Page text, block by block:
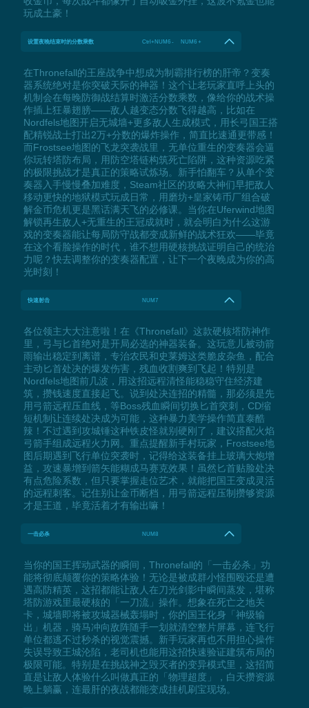
玩成土豪！
设置夜晚结束时的分数乘数 Ctrl+NUM6 - NUM6 +
在Thronefall的王座战争中想成为制霸排行榜的肝帝？变奏
器系统绝对是你突破天际的神器！这个让老玩家直呼上头的
机制会在每晚防御战结算时激活分数乘数，像给你的战术操
作插上狂暴翅膀——敌人越变态分数飞得越高，比如在
Nordfels地图开启无城墙+更多敌人生成模式，用长弓国王搭
配精锐战士打出2万+分数的爆炸操作，简直比速通更带感！
而Frostsee地图的飞龙突袭战里，无单位重生的变奏器会逼
你玩转塔防布局，用防空塔链构筑死亡陷阱，这种资源吃紧
的极限挑战才是真正的策略试炼场。新手怕翻车？从单个变
奏器入手慢慢叠加难度，Steam社区的攻略大神们早把敌人
移动更快的地狱模式玩成日常，用磨坊+皇家铸币厂组合破
解金币危机更是黑话满天飞的必修课。当你在Uferwind地图
解锁再生敌人+无重生的王冠成就时，就会明白为什么这游
戏的变奏器能让每局防守战都变成新鲜的战术狂欢——毕竟
在这个看脸操作的时代，谁不想用硬核挑战证明自己的统治
力呢？快去调整你的变奏器配置，让下一个夜晚成为你的高
光时刻！
快速射击 NUM7
各位领主大大注意啦！在《Thronefall》这款硬核塔防神作
里，弓与匕首绝对是开局必选的神器装备。这玩意儿被动箭
雨输出稳定到离谱，专治农民和史莱姆这类脆皮杂鱼，配合
主动匕首处决的爆发伤害，残血收割爽到飞起！特别是
Nordfels地图前几波，用这招远程清怪能稳稳守住经济建
筑，攒钱速度直接起飞。说到处决连招的精髓，那必须是先
用弓箭远程压血线，等Boss残血瞬间切换匕首突刺，CD缩
短机制让连续处决成为可能，这种暴力美学操作简直泰酷
辣！不过遇到攻城锤这种铁皮怪就别硬刚了，建议搭配火焰
弓箭手组成远程火力网。重点提醒新手村玩家，Frostsee地
图后期遇到飞行单位突袭时，记得给这装备挂上玻璃大炮增
益，攻速暴增到箭矢能糊成马赛克效果！虽然匕首贴脸处决
有点危险系数，但只要掌握走位艺术，就能把国王变成灵活
的远程刺客。记住别让金币断档，用弓箭远程压制攒够资源
才是王道，毕竟活着才有输出嘛！
一击必杀 NUM8
当你的国王挥动武器的瞬间，Thronefall的「一击必杀」功
能将彻底颠覆你的策略体验！无论是被成群小怪围殴还是遭
遇高防精英，这招都能让敌人在刀光剑影中瞬间蒸发，堪称
塔防游戏里最硬核的「一刀流」操作。想象在死亡之地关
卡，城墙即将被攻城器械轰塌时，你的国王化身「神级输
出」机器，骑马冲向敌阵随手一划就清空整片屏幕，连飞行
单位都逃不过秒杀的视觉震撼。新手玩家再也不用担心操作
失误导致王城沦陷，老司机也能用这招快速验证建筑布局的
极限可能。特别是在挑战神之毁灭者的变异模式里，这招简
直是让敌人体验什么叫做真正的「物理超度」，白天攒资源
晚上躺赢，连最肝的夜战都能变成挂机刷宝现场。